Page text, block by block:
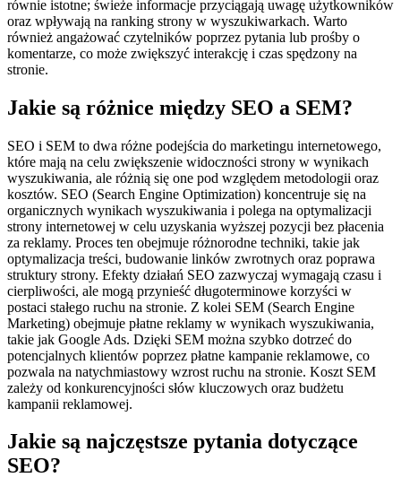
równie istotne; świeże informacje przyciągają uwagę użytkowników
oraz wpływają na ranking strony w wyszukiwarkach. Warto
również angażować czytelników poprzez pytania lub prośby o
komentarze, co może zwiększyć interakcję i czas spędzony na
stronie.
Jakie są różnice między SEO a SEM?
SEO i SEM to dwa różne podejścia do marketingu internetowego,
które mają na celu zwiększenie widoczności strony w wynikach
wyszukiwania, ale różnią się one pod względem metodologii oraz
kosztów. SEO (Search Engine Optimization) koncentruje się na
organicznych wynikach wyszukiwania i polega na optymalizacji
strony internetowej w celu uzyskania wyższej pozycji bez płacenia
za reklamy. Proces ten obejmuje różnorodne techniki, takie jak
optymalizacja treści, budowanie linków zwrotnych oraz poprawa
struktury strony. Efekty działań SEO zazwyczaj wymagają czasu i
cierpliwości, ale mogą przynieść długoterminowe korzyści w
postaci stałego ruchu na stronie. Z kolei SEM (Search Engine
Marketing) obejmuje płatne reklamy w wynikach wyszukiwania,
takie jak Google Ads. Dzięki SEM można szybko dotrzeć do
potencjalnych klientów poprzez płatne kampanie reklamowe, co
pozwala na natychmiastowy wzrost ruchu na stronie. Koszt SEM
zależy od konkurencyjności słów kluczowych oraz budżetu
kampanii reklamowej.
Jakie są najczęstsze pytania dotyczące
SEO?